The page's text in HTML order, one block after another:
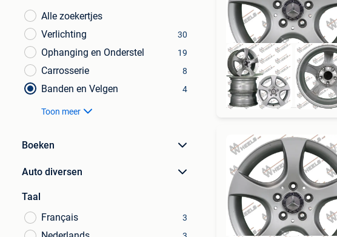
Alle zoekertjes
Verlichting
30
Ophanging en Onderstel 19
Carrosserie 8
Banden en Velgen 4
Toon meer
Boeken
Auto diversen
Taal
Français
3